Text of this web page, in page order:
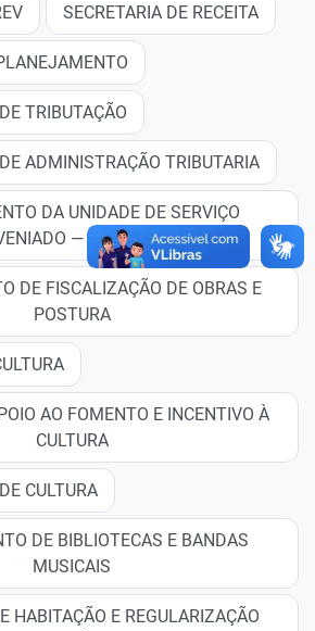
SECRETARIA DE RECEITA
TRIBUTAÇÃO
ADMINISTRAÇÃO TRIBUTARIA
DA UNIDADE DE SERVIÇO
— USC—SEFAZ
DE FISCALIZAÇÃO DE OBRAS E
POSTURA
AO FOMENTO E INCENTIVO À
CULTURA
CULTURA
DE BIBLIOTECAS E BANDAS
MUSICAIS
HABITAÇÃO E REGULARIZAÇÃO